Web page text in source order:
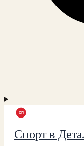
Спорт в